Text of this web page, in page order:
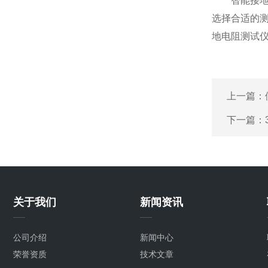
选择合适的
地电阻测试
上一篇：
下一篇：
关于我们
公司介绍
荣誉资质
新闻资讯
新闻中心
技术文章